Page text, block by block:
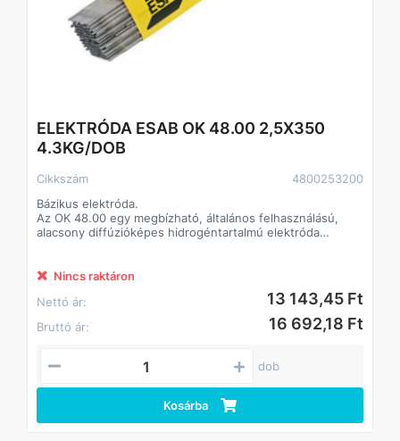
ELEKTRÓDA ESAB OK 48.00 2,5X350
4.3KG/DOB
Cikkszám
4800253200
Bázikus elektróda.
Az OK 48.00 egy megbízható, általános felhasználású,
alacsony diffúzióképes hidrogéntartalmú elektróda
megbízható és állandó mechanikai tulajdonságokat kínál.
Akár nehezen hozzáférhető körülmény között, bármely
vastagság esetén is kiváló minőségű és erős, jó
mechanikai tulajdonságokkal rendelkező hegesztett
kötést biztosít.
Átmérő: 2,5 mm
Áramerősség: 70-110 A
Besorolások: E7018 H4 R; SFA/AWS A5.1; E 42 4 B 42 H5;
EN ISO 2560-A
Nincs raktáron
Nettó ár:
13 143,45 Ft
Bruttó ár: 16 692,18 Ft
dob
Kosárba